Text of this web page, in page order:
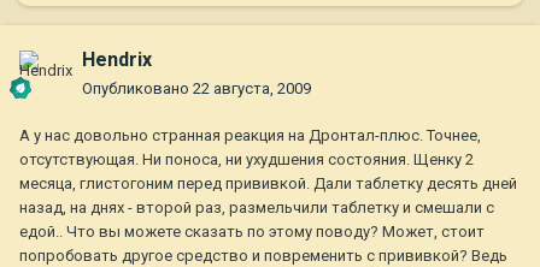
Hendrix
Опубликовано 22 августа, 2009
А у нас довольно странная реакция на Дронтал-плюс. Точнее,
отсутствующая. Ни поноса, ни ухудшения состояния. Щенку 2
месяца, глистогоним перед прививкой. Дали таблетку десять дней
назад, на днях - второй раз, размельчили таблетку и смешали с
едой.. Что вы можете сказать по этому поводу? Может, стоит
попробовать другое средство и повременить с прививкой? Ведь